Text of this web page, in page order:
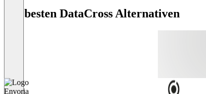
Die besten DataCross Alternativen
Envoria